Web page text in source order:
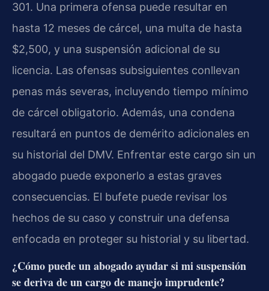
301. Una primera ofensa puede resultar en
hasta 12 meses de cárcel, una multa de hasta
$2,500, y una suspensión adicional de su
licencia. Las ofensas subsiguientes conllevan
penas más severas, incluyendo tiempo mínimo
de cárcel obligatorio. Además, una condena
resultará en puntos de demérito adicionales en
su historial del DMV. Enfrentar este cargo sin un
abogado puede exponerlo a estas graves
consecuencias. El bufete puede revisar los
hechos de su caso y construir una defensa
enfocada en proteger su historial y su libertad.
¿Cómo puede un abogado ayudar si mi suspensión
se deriva de un cargo de manejo imprudente?